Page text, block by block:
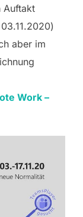
Auftakt
aber im
Work –